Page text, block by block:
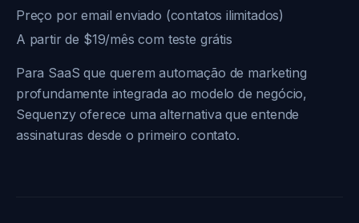
Preço por email enviado (contatos ilimitados)
A partir de $19/mês com teste grátis
Para SaaS que querem automação de marketing
profundamente integrada ao modelo de negócio,
Sequenzy oferece uma alternativa que entende
assinaturas desde o primeiro contato.